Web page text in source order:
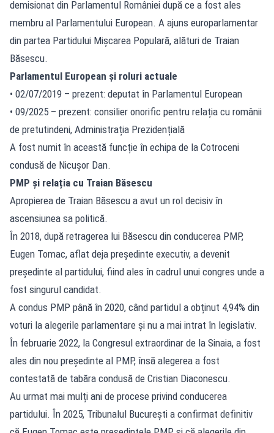
demisionat din Parlamentul României după ce a fost ales
membru al Parlamentului European. A ajuns europarlamentar
din partea Partidului Mișcarea Populară, alături de Traian
Băsescu.
Parlamentul European și roluri actuale
• 02/07/2019 – prezent: deputat în Parlamentul European
• 09/2025 – prezent: consilier onorific pentru relația cu românii
de pretutindeni, Administrația Prezidențială
A fost numit în această funcție în echipa de la Cotroceni
condusă de Nicușor Dan.
PMP și relația cu Traian Băsescu
Apropierea de Traian Băsescu a avut un rol decisiv în
ascensiunea sa politică.
În 2018, după retragerea lui Băsescu din conducerea PMP,
Eugen Tomac, aflat deja președinte executiv, a devenit
președinte al partidului, fiind ales în cadrul unui congres unde a
fost singurul candidat.
A condus PMP până în 2020, când partidul a obținut 4,94% din
voturi la alegerile parlamentare și nu a mai intrat în legislativ.
În februarie 2022, la Congresul extraordinar de la Sinaia, a fost
ales din nou președinte al PMP, însă alegerea a fost
contestată de tabăra condusă de Cristian Diaconescu.
Au urmat mai mulți ani de procese privind conducerea
partidului. În 2025, Tribunalul București a confirmat definitiv